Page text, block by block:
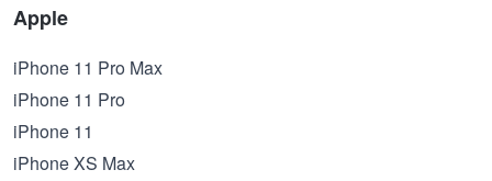
Apple
iPhone 11 Pro Max
iPhone 11 Pro
iPhone 11
iPhone XS Max